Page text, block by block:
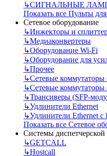
↳СИГНАЛЬНЫЕ
Показать все Пульты
Сетевое оборудование
↳Инжекторы и
↳Медиаконвертеры
↳Оборудование Wi-Fi
↳Оборудование для
↳Прочее
↳Сетевые коммутаторы
↳Сетевые коммутаторы
↳Трансиверы (SFP-
↳Удлинители Ethernet
↳Удлинители Ethernet с
Показать все Сетевое
Системы диспетчерской
↳GETCALL
↳Hostcall